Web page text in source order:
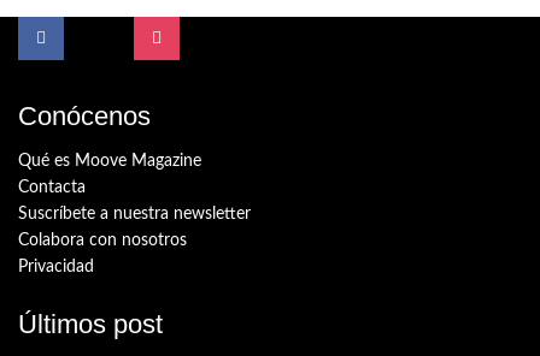
Conócenos
Qué es Moove Magazine
Contacta
Suscríbete a nuestra newsletter
Colabora con nosotros
Privacidad
Últimos post